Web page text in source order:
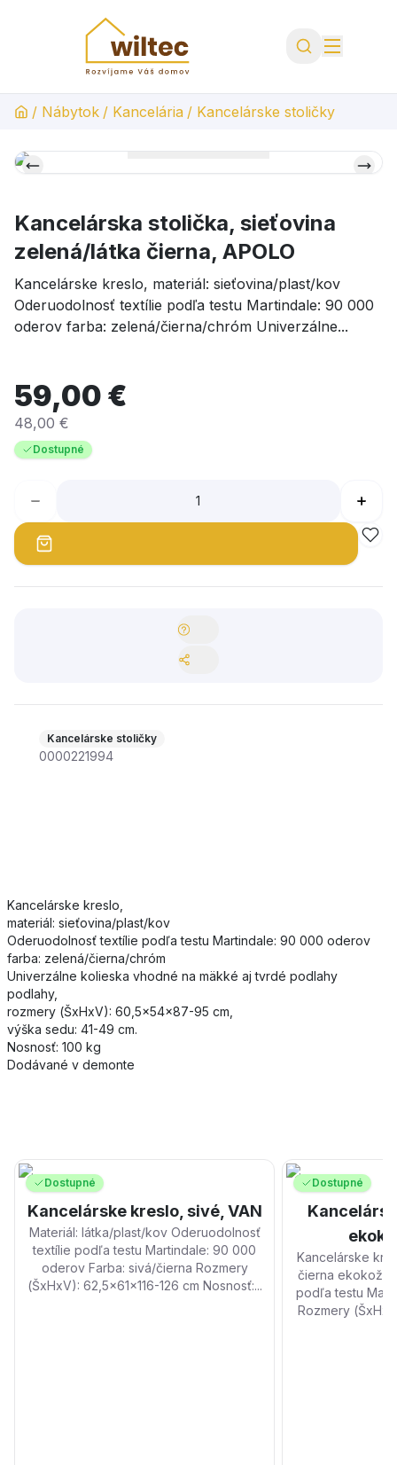
/ Nábytok / Kancelária / Kancelárske stoličky
Kancelárska stolička, sieťovina
zelená/látka čierna, APOLO
Kancelárske kreslo, materiál: sieťovina/plast/kov
Oderuodolnosť textílie podľa testu Martindale: 90 000
oderov farba: zelená/čierna/chróm Univerzálne...
59,00 €
48,00 €
Dostupné
Kancelárske stoličky
0000221994
Kancelárske kreslo,
materiál: sieťovina/plast/kov
Oderuodolnosť textílie podľa testu Martindale: 90 000 oderov
farba: zelená/čierna/chróm
Univerzálne kolieska vhodné na mäkké aj tvrdé podlahy
podlahy,
rozmery (ŠxHxV): 60,5x54x87-95 cm,
výška sedu: 41-49 cm.
Nosnosť: 100 kg
Dodávané v demonte
Dostupné
Kancelárske kreslo, sivé, VAN
Materiál: látka/plast/kov Oderuodolnosť
textílie podľa testu Martindale: 90 000
oderov Farba: sivá/čierna Rozmery
(ŠxHxV): 62,5x61x116-126 cm Nosnosť:...
Dostupné
Kancelárske kreslo
čierna
podľa testu
Rozmery